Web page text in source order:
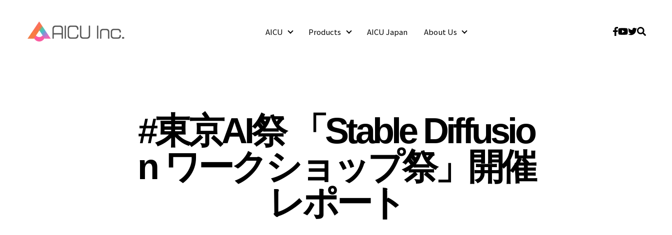
AICU Products AICU Japan About Us
#東京AI祭 「Stable Diffusio
n ワークショップ祭」開催
レポート